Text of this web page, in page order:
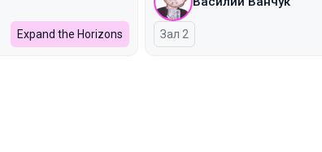
Expand the Horizons Зал 2